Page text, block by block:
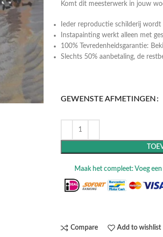
Komt dit meesterwerk in jouw
Ieder reproductie schilderij
Instapainting werkt alleen met
100% Tevredenheidsgarantie:
Slechts 50% aanbetaling, de
GEWENSTE AFMETINGEN
Maak het compleet: Voeg
Compare Add to wishlist